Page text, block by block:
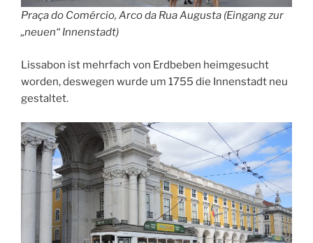
Praça do Comércio, Arco da Rua Augusta (Eingang zur
„neuen“ Innenstadt)
Lissabon ist mehrfach von Erdbeben heimgesucht
worden, deswegen wurde um 1755 die Innenstadt neu
gestaltet.